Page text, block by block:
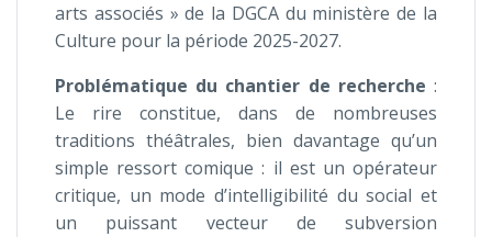
arts associés » de la DGCA du ministère de la
Culture pour la période 2025-2027.
Problématique du chantier de recherche :
Le rire constitue, dans de nombreuses
traditions théâtrales, bien davantage qu’un
simple ressort comique : il est un opérateur
critique, un mode d’intelligibilité du social et
un puissant vecteur de subversion